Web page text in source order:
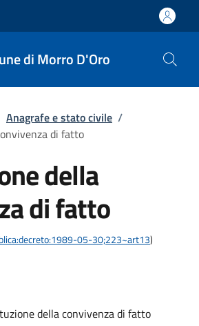
di Morro D'Oro
Anagrafe e stato civile /
di fatto
della
di fatto
05-30;223~art13)
della convivenza di fatto